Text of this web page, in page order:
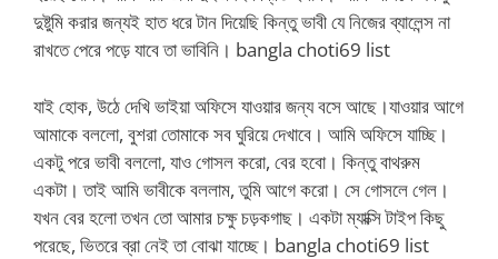
দুষ্টুমি করার জন্যই হাত ধরে টান দিয়েছি কিন্তু ভাবী যে নিজের ব্যালেন্স না
রাখতে পেরে পড়ে যাবে তা ভাবিনি। bangla choti69 list
যাই হোক, উঠে দেখি ভাইয়া অফিসে যাওয়ার জন্য বসে আছে।যাওয়ার আগে
আমাকে বললো, বুশরা তোমাকে সব ঘুরিয়ে দেখাবে। আমি অফিসে যাচ্ছি।
একটু পরে ভাবী বললো, যাও গোসল করো, বের হবো। কিন্তু বাথরুম
একটা। তাই আমি ভাবীকে বললাম, তুমি আগে করো। সে গোসলে গেল।
যখন বের হলো তখন তো আমার চক্ষু চড়কগাছ। একটা ম্যাক্সি টাইপ কিছু
পরেছে, ভিতরে ব্রা নেই তা বোঝা যাচ্ছে। bangla choti69 list